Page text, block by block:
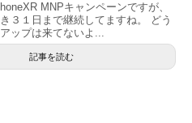
MNPキャンペーンですが、
３１日まで継続してますね。 どう
ップは来てないよ...
記事を読む